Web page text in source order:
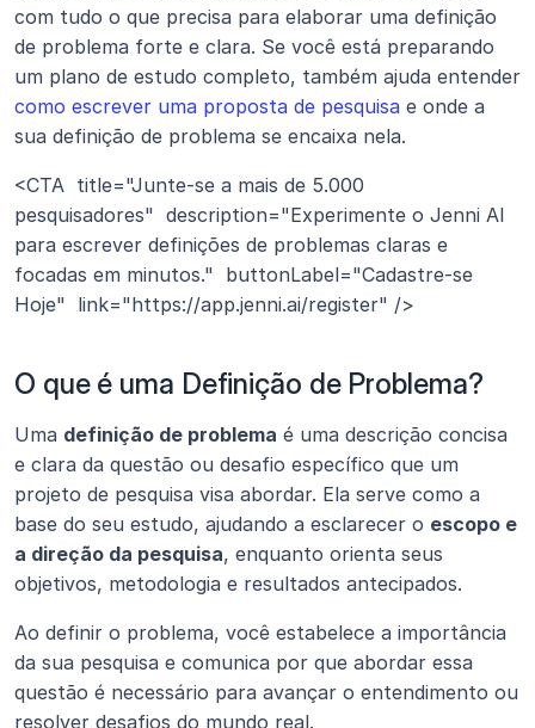
com tudo o que precisa para elaborar uma definição
de problema forte e clara. Se você está preparando
como escrever uma proposta de pesquisa e onde a
sua definição de problema se encaixa nela.
<CTA  title="Junte-se a mais de 5.000
pesquisadores"  description="Experimente o Jenni AI
para escrever definições de problemas claras e
focadas em minutos."  buttonLabel="Cadastre-se
Hoje"  link="https://app.jenni.ai/register" />
O que é uma Definição de Problema?
Uma definição de problema é uma descrição concisa
e clara da questão ou desafio específico que um
projeto de pesquisa visa abordar. Ela serve como a
base do seu estudo, ajudando a esclarecer o escopo e
a direção da pesquisa, enquanto orienta seus
objetivos, metodologia e resultados antecipados.
Ao definir o problema, você estabelece a importância
da sua pesquisa e comunica por que abordar essa
questão é necessário para avançar o entendimento ou
resolver desafios do mundo real.